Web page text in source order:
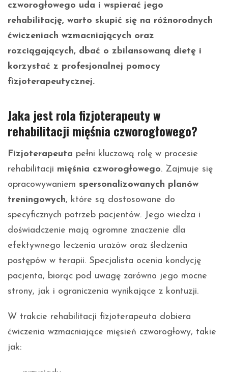
czworogłowego uda i wspierać jego
rehabilitację, warto skupić się na różnorodnych
ćwiczeniach wzmacniających oraz
rozciągających, dbać o zbilansowaną dietę i
korzystać z profesjonalnej pomocy
fizjoterapeutycznej.
Jaka jest rola fizjoterapeuty w
rehabilitacji mięśnia czworogłowego?
Fizjoterapeuta pełni kluczową rolę w procesie
rehabilitacji mięśnia czworogłowego. Zajmuje się
opracowywaniem spersonalizowanych planów
treningowych, które są dostosowane do
specyficznych potrzeb pacjentów. Jego wiedza i
doświadczenie mają ogromne znaczenie dla
efektywnego leczenia urazów oraz śledzenia
postępów w terapii. Specjalista ocenia kondycję
pacjenta, biorąc pod uwagę zarówno jego mocne
strony, jak i ograniczenia wynikające z kontuzji.
W trakcie rehabilitacji fizjoterapeuta dobiera
ćwiczenia wzmacniające mięsień czworogłowy, takie
jak: